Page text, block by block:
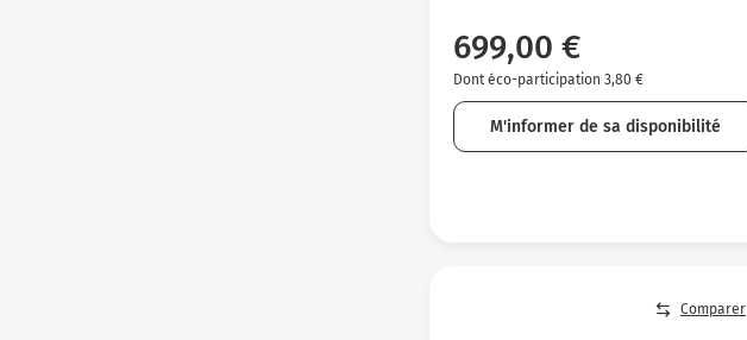
699,00 €
Dont éco-participation 3,80 €
M'informer de sa disponibilité
Comparer